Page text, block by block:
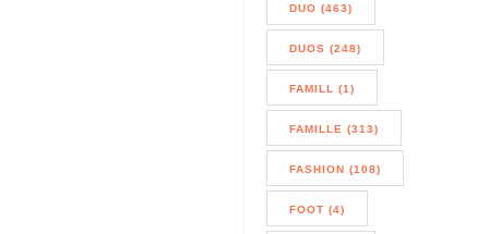
DUO (463)
DUOS (248)
FAMILL (1)
FAMILLE (313)
FASHION (108)
FOOT (4)